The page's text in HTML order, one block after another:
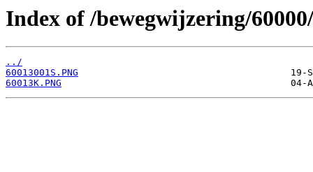
Index of /bewegwijzering/
../
60013001S.PNG
60013K.PNG